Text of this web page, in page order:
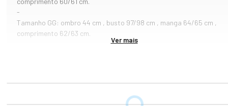
Ver mais
-
Tamanho GG: ombro 44 cm , busto 97/98 cm , manga 64/65 cm ,
comprimento 62/63 cm.